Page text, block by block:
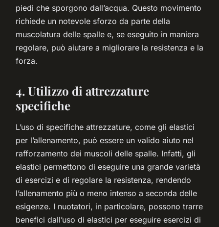
piedi che sporgono dall’acqua. Questo movimento
richiede un notevole sforzo da parte della
muscolatura delle spalle e, se eseguito in maniera
regolare, può aiutare a migliorare la resistenza e la
forza.
4. Utilizzo di attrezzature
specifiche
L’uso di specifiche attrezzature, come gli elastici
per l’allenamento, può essere un valido aiuto nel
rafforzamento dei muscoli delle spalle. Infatti, gli
elastici permettono di eseguire una grande varietà
di esercizi e di regolare la resistenza, rendendo
l’allenamento più o meno intenso a seconda delle
esigenze. I nuotatori, in particolare, possono trarre
benefici dall’uso di elastici per eseguire esercizi di